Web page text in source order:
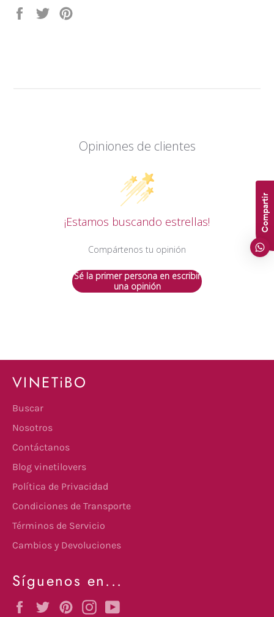
Compartir
Tuitear
Opiniones de clientes
¡Estamos buscando estrellas!
Compártenos tu opinión
Sé la primer persona en escribir
una opinión
VINETiBO
Buscar
Nosotros
Contáctanos
Blog vinetilovers
Política de Privacidad
Condiciones de Transporte
Términos de Servicio
Cambios y Devoluciones
Síguenos en...
FacebookTwitterPinterestInstagram
Compartir